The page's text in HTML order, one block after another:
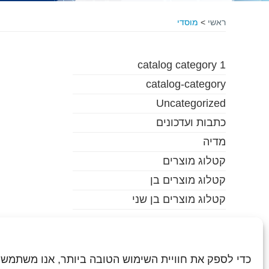
כדי לספק את חוויית השימוש הטובה ביותר, אנו
ראשי > מוסדי
catalog category 1
catalog-category
Uncategorized
כתבות ועדכונים
מדיה
קטלוג מוצרים
קטלוג מוצרים בן
קטלוג מוצרים בן שני